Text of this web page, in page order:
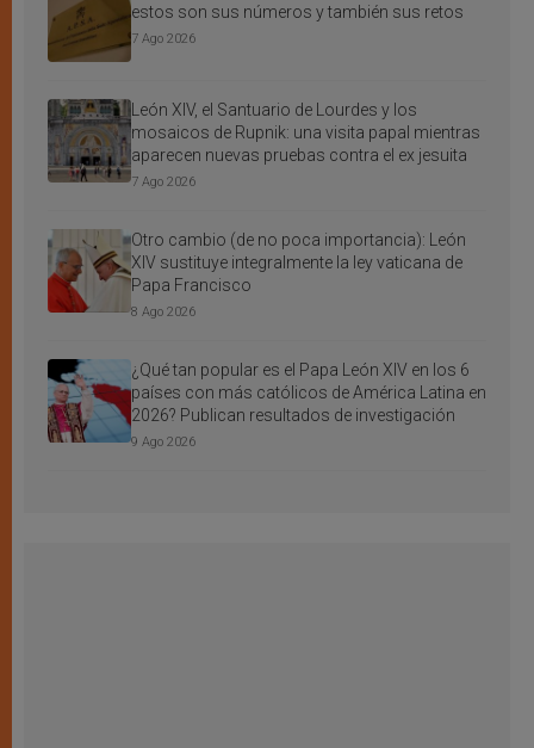
estos son sus números y también sus retos
7 Ago 2026
León XIV, el Santuario de Lourdes y los
mosaicos de Rupnik: una visita papal mientras
aparecen nuevas pruebas contra el ex jesuita
7 Ago 2026
Otro cambio (de no poca importancia): León
XIV sustituye integralmente la ley vaticana de
Papa Francisco
8 Ago 2026
¿Qué tan popular es el Papa León XIV en los 6
países con más católicos de América Latina en
2026? Publican resultados de investigación
9 Ago 2026